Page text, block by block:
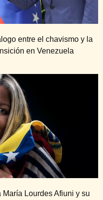
entre el chavismo y la
en Venezuela
Lourdes Afiuni y su